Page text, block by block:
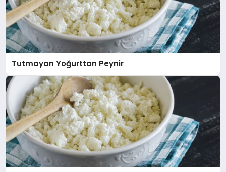
Tutmayan Yoğurttan Peynir